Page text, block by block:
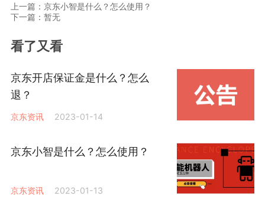
上一篇：京东小智是什么？怎么使用？
下一篇：暂无
看了又看
京东开店保证金是什么？怎么
退？
京东资讯 2023-01-14
京东小智是什么？怎么使用？
京东资讯 2023-01-13